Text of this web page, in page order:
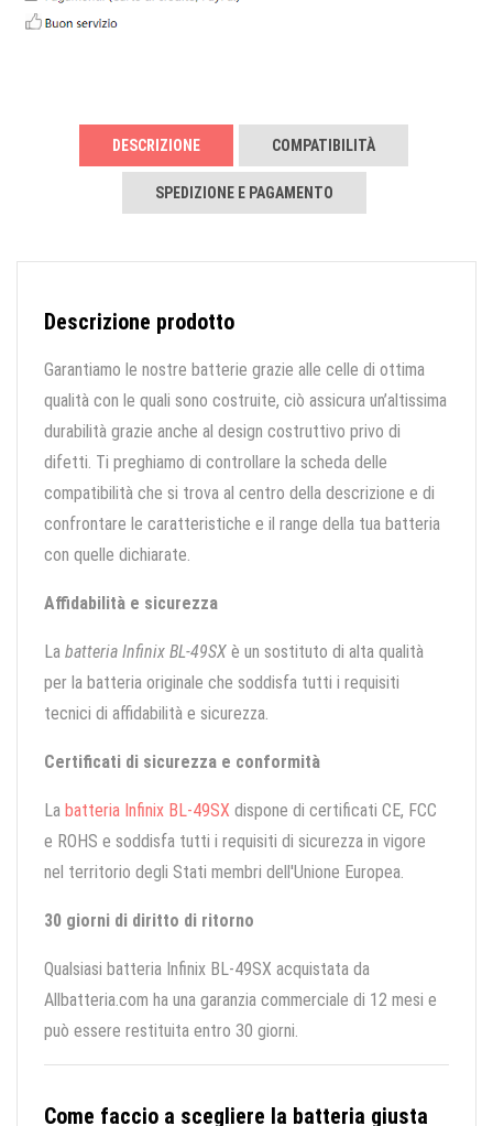
DESCRIZIONE COMPATIBILITÀ
SPEDIZIONE E PAGAMENTO
Descrizione prodotto
Garantiamo le nostre batterie grazie alle celle di ottima
qualità con le quali sono costruite, ciò assicura un’altissima
durabilità grazie anche al design costruttivo privo di
difetti. Ti preghiamo di controllare la scheda delle
compatibilità che si trova al centro della descrizione e di
confrontare le caratteristiche e il range della tua batteria
con quelle dichiarate.
Affidabilità e sicurezza
La batteria Infinix BL-49SX è un sostituto di alta qualità
per la batteria originale che soddisfa tutti i requisiti
tecnici di affidabilità e sicurezza.
Certificati di sicurezza e conformità
La batteria Infinix BL-49SX dispone di certificati CE, FCC
e ROHS e soddisfa tutti i requisiti di sicurezza in vigore
nel territorio degli Stati membri dell'Unione Europea.
30 giorni di diritto di ritorno
Qualsiasi batteria Infinix BL-49SX acquistata da
Allbatteria.com ha una garanzia commerciale di 12 mesi e
può essere restituita entro 30 giorni.
Come faccio a scegliere la batteria giusta